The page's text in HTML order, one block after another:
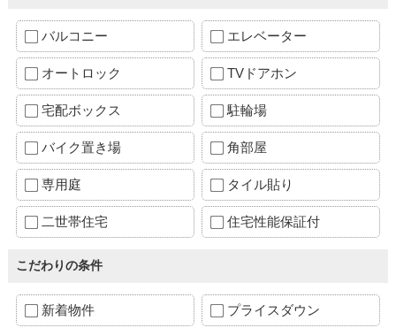
バルコニー エレベーター
オートロック TVドアホン
宅配ボックス 駐輪場
バイク置き場 角部屋
専用庭 タイル貼り
二世帯住宅 住宅性能保証付
こだわりの条件
新着物件 プライスダウン